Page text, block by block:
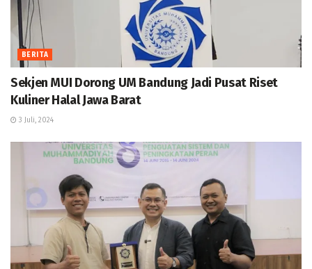
BERITA
Sekjen MUI Dorong UM Bandung Jadi Pusat Riset
Kuliner Halal Jawa Barat
3 Juli, 2024